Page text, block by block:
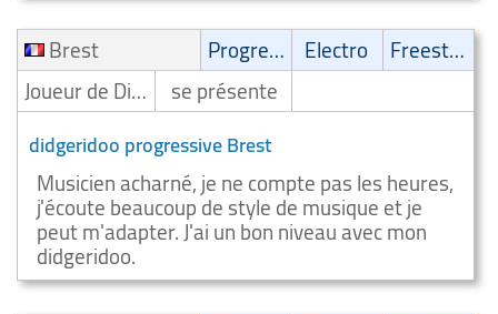
Brest
Progressive Electro
Freestyle
Joueur de Didgeridoo/Digeridooiste
se présente
didgeridoo progressive Brest
Musicien acharné, je ne compte pas les heures,
j'écoute beaucoup de style de musique et je
peut m'adapter. J'ai un bon niveau avec mon
didgeridoo.